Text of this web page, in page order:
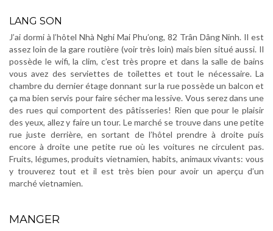
LANG SON
J’ai dormi à l’hôtel Nhà Nghi Mai Phu’ong, 82 Trân Dâng Ninh. Il est
assez loin de la gare routière (voir très loin) mais bien situé aussi. Il
possède le wifi, la clim, c’est très propre et dans la salle de bains
vous avez des serviettes de toilettes et tout le nécessaire. La
chambre du dernier étage donnant sur la rue possède un balcon et
ça ma bien servis pour faire sécher ma lessive. Vous serez dans une
des rues qui comportent des pâtisseries! Rien que pour le plaisir
des yeux, allez y faire un tour. Le marché se trouve dans une petite
rue juste derrière, en sortant de l’hôtel prendre à droite puis
encore à droite une petite rue où les voitures ne circulent pas.
Fruits, légumes, produits vietnamien, habits, animaux vivants: vous
y trouverez tout et il est très bien pour avoir un aperçu d’un
marché vietnamien.
MANGER